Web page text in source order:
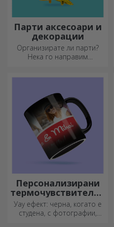
Парти аксесоари и
декорации
Организирате ли парти?
Нека го направим
атмосферата.
Персонализирани
термочувствителни
чаши
Уау ефект: черна, когато е
студена, с фотографии,